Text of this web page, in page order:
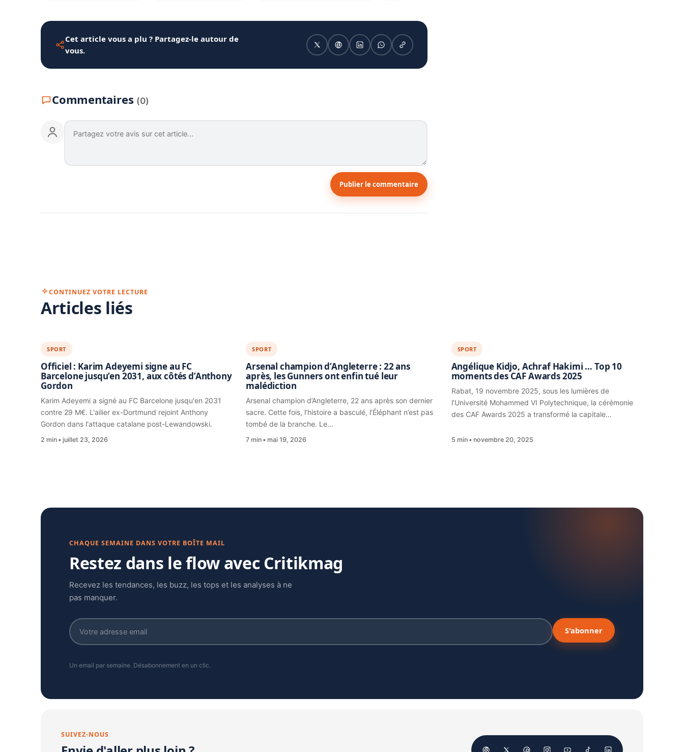
Cet article vous a plu ? Partagez-le autour de
vous.
Commentaires (0)
Publier le commentaire
CONTINUEZ VOTRE LECTURE
Articles liés
SPORT
Officiel : Karim Adeyemi signe au FC
Barcelone jusqu’en 2031, aux côtés d’Anthony
Gordon
Karim Adeyemi a signé au FC Barcelone jusqu'en 2031
contre 29 M€. L'ailier ex-Dortmund rejoint Anthony
Gordon dans l'attaque catalane post-Lewandowski.
2 min juillet 23, 2026
SPORT
Arsenal champion d’Angleterre : 22 ans
après, les Gunners ont enfin tué leur
malédiction
Arsenal champion d’Angleterre, 22 ans après son dernier
sacre. Cette fois, l’histoire a basculé, l’Éléphant n’est pas
tombé de la branche. Le…
7 min mai 19, 2026
SPORT
Angélique Kidjo, Achraf Hakimi … Top 10
moments des CAF Awards 2025
Rabat, 19 novembre 2025, sous les lumières de
l’Université Mohammed VI Polytechnique, la cérémonie
des CAF Awards 2025 a transformé la capitale…
5 min novembre 20, 2025
CHAQUE SEMAINE DANS VOTRE BOÎTE MAIL
Restez dans le flow avec Critikmag
Recevez les tendances, les buzz, les tops et les analyses à ne
pas manquer.
S'abonner
Un email par semaine. Désabonnement en un clic.
SUIVEZ-NOUS